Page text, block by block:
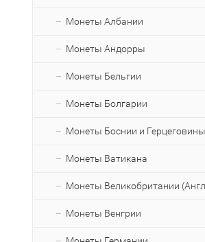
Монеты Албании
Монеты Андорры
Монеты Бельгии
Монеты Болгарии
Монеты Боснии и Герцеговины
Монеты Ватикана
Монеты Великобритании
Монеты Венгрии